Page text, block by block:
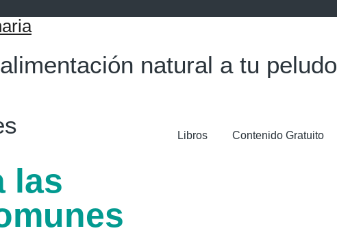
natural a tu peludo
Libros Contenido Gratuito
las